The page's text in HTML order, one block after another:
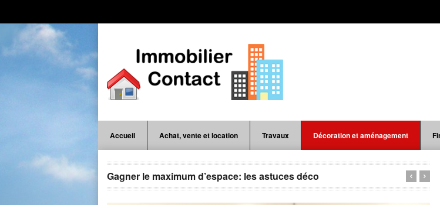
Accueil Achat, vente et location Travaux Décoration et aménagement
Gagner le maximum d’espace: les astuces déco